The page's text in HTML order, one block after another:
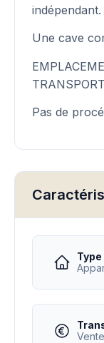
indépendant.
Une cave
Pas de
Vente